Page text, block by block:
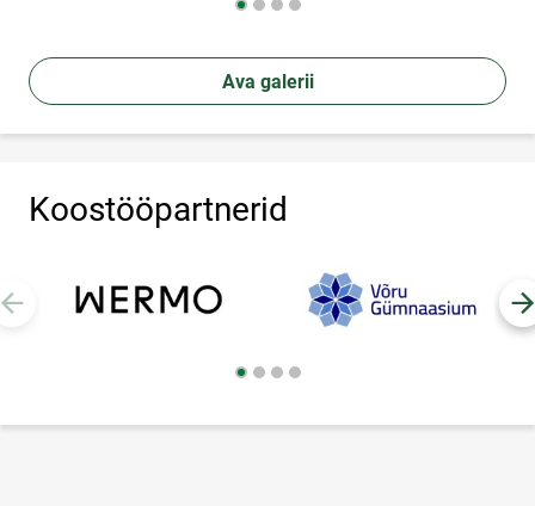
Ava galerii
Koostööpartnerid